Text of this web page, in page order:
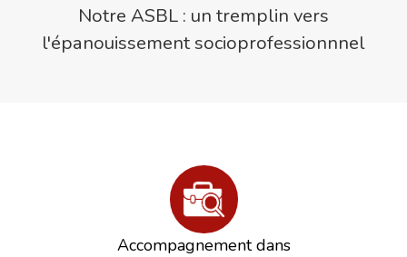
Notre ASBL : un tremplin vers
l'épanouissement socioprofessionnnel
Accompagnement dans